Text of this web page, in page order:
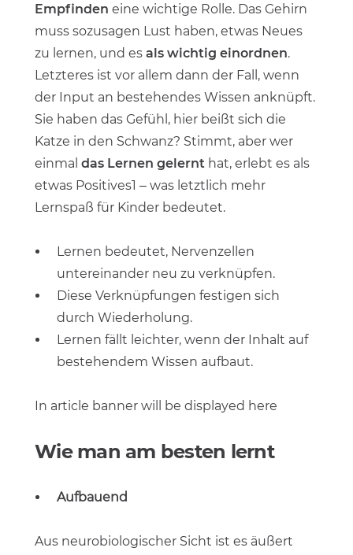
Empfinden eine wichtige Rolle. Das Gehirn
muss sozusagen Lust haben, etwas Neues
zu lernen, und es als wichtig einordnen.
Letzteres ist vor allem dann der Fall, wenn
der Input an bestehendes Wissen anknüpft.
Sie haben das Gefühl, hier beißt sich die
Katze in den Schwanz? Stimmt, aber wer
einmal das Lernen gelernt hat, erlebt es als
etwas Positives1 – was letztlich mehr
Lernspaß für Kinder bedeutet.
Lernen bedeutet, Nervenzellen
untereinander neu zu verknüpfen.
Diese Verknüpfungen festigen sich
durch Wiederholung.
Lernen fällt leichter, wenn der Inhalt auf
bestehendem Wissen aufbaut.
In article banner will be displayed here
Wie man am besten lernt
Aufbauend
Aus neurobiologischer Sicht ist es äußert